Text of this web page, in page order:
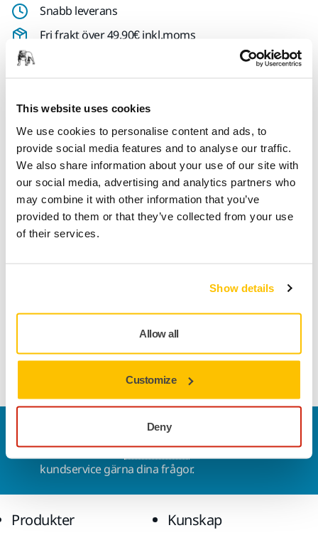
This website uses cookies
We use cookies to personalise content and ads, to
provide social media features and to analyse our traffic.
We also share information about your use of our site with
our social media, advertising and analytics partners who
may combine it with other information that you’ve
provided to them or that they’ve collected from your use
of their services.
Show details
Allow all
Customize
Deny
Snabb leverans
Fri frakt över 49.90€ inkl.moms
Gör en retur enkelt på www.mirka.com/sv-
fi/support/returnera-en-vara/
Teknisk specifikation
Nedladdningar
Bredd 75 mm
Vill du veta mer?Kontakta ossså besvarar vår
kundservice gärna dina frågor.
Produkter Kunskap